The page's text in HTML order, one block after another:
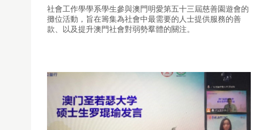
社會工作學學系學生參與澳門明愛第五十三屆慈善園遊會的
攤位活動，旨在籌集為社會中最需要的人士提供服務的善
款、以及提升澳門社會對弱勢羣體的關注。